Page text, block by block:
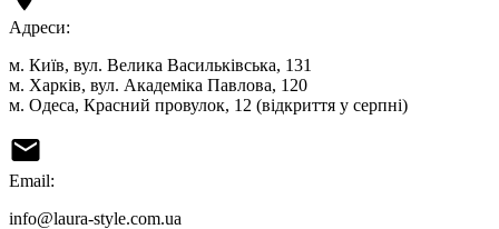
Адреси:
м. Київ, вул. Велика Васильківська, 131
м. Харків, вул. Академіка Павлова, 120
м. Одеса, Красний провулок, 12 (відкриття у серпні)
Email:
info@laura-style.com.ua